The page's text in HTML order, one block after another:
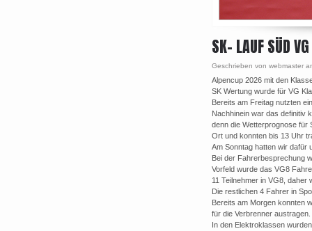
SK- LAUF SÜD
Geschrieben von webmaster
Alpencup 2026 mit den
SK Wertung wurde für VG
Bereits am Freitag nutzten
Nachhinein war das definitiv
denn die Wetterprognose
Ort und konnten bis 13 Uhr
Am Sonntag hatten wir dafür
Bei der Fahrerbesprechung
Vorfeld wurde das VG8
11 Teilnehmer in VG8,
Die restlichen 4 Fahrer in
Bereits am Morgen konnten
für die Verbrenner austragen.
In den Elektroklassen